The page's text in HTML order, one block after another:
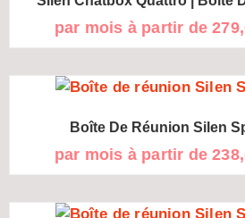
par mois à partir de
Boîte De Réunion Silen
par mois à partir de